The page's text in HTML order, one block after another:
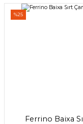
%25
Ferrino Baixa